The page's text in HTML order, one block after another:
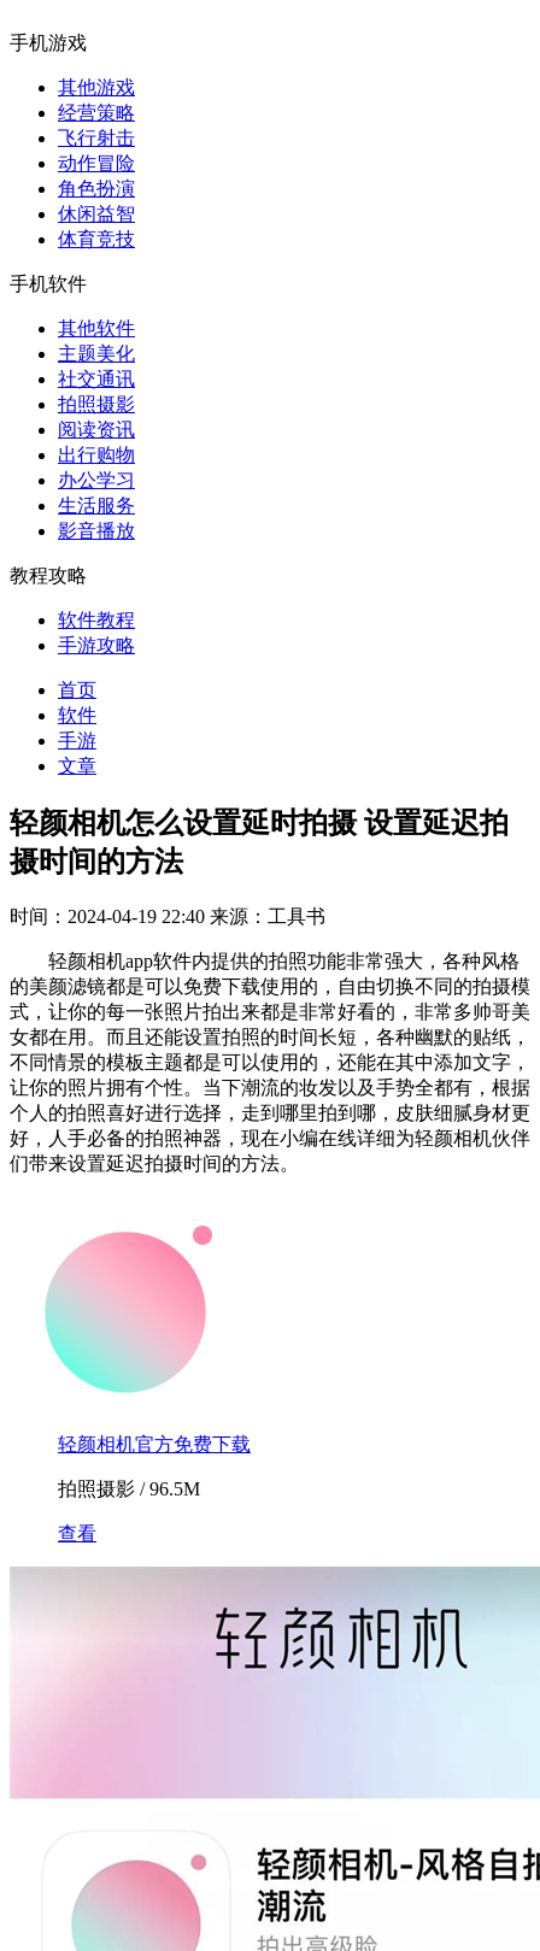
手机游戏
其他游戏
经营策略
飞行射击
动作冒险
角色扮演
休闲益智
体育竞技
手机软件
其他软件
主题美化
社交通讯
拍照摄影
阅读资讯
出行购物
办公学习
生活服务
影音播放
教程攻略
软件教程
手游攻略
首页
软件
手游
文章
轻颜相机怎么设置延时拍摄 设置延迟拍
摄时间的方法
时间：2024-04-19 22:40 来源：工具书
轻颜相机app软件内提供的拍照功能非常强大，各种风格
的美颜滤镜都是可以免费下载使用的，自由切换不同的拍摄模
式，让你的每一张照片拍出来都是非常好看的，非常多帅哥美
女都在用。而且还能设置拍照的时间长短，各种幽默的贴纸，
不同情景的模板主题都是可以使用的，还能在其中添加文字，
让你的照片拥有个性。当下潮流的妆发以及手势全都有，根据
个人的拍照喜好进行选择，走到哪里拍到哪，皮肤细腻身材更
好，人手必备的拍照神器，现在小编在线详细为轻颜相机伙伴
们带来设置延迟拍摄时间的方法。
轻颜相机官方免费下载
拍照摄影 / 96.5M
查看